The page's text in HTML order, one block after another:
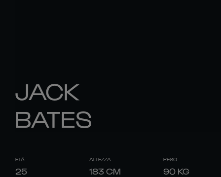
JACK
BATES
ETÀ
25
ALTEZZA
183 CM
PESO
90 KG